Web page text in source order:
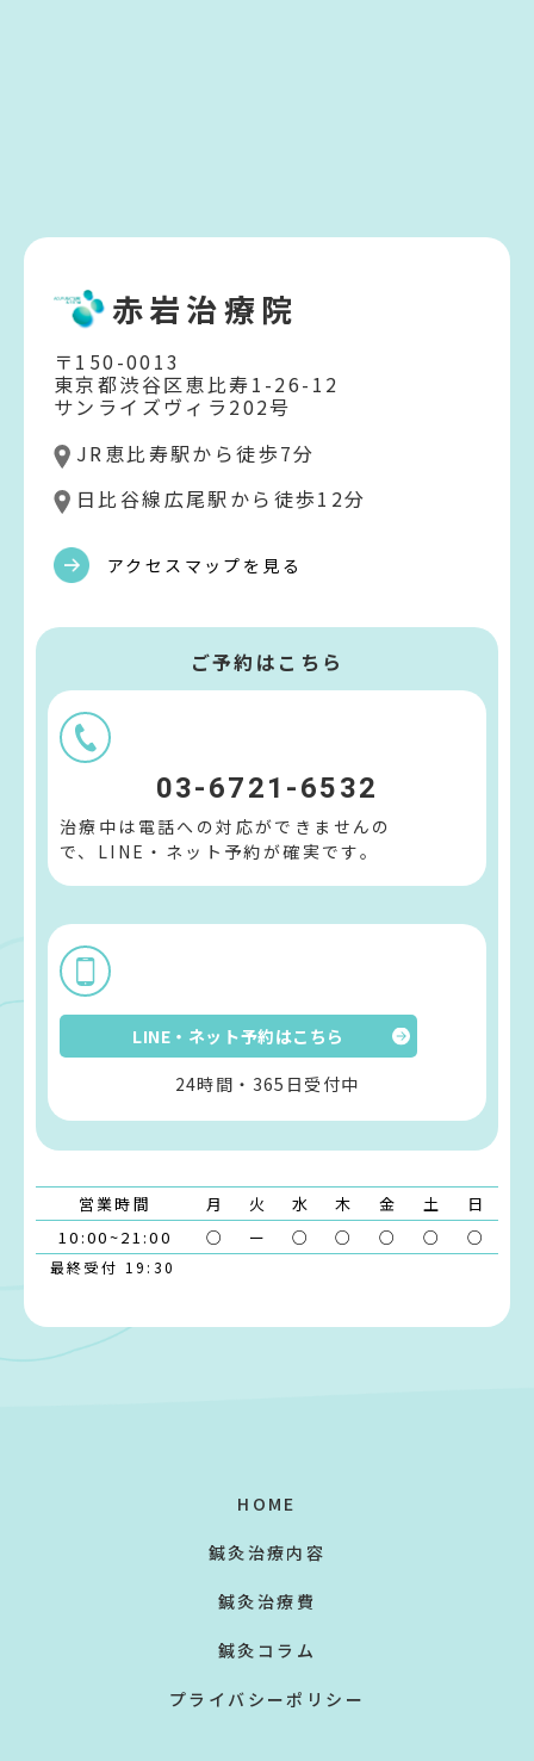
赤岩治療院
〒150-0013
東京都渋谷区恵比寿1-26-12
サンライズヴィラ202号
JR恵比寿駅から徒歩7分
日比谷線広尾駅から徒歩12分
アクセスマップを見る
ご予約はこちら
03-6721-6532
治療中は電話への対応ができませんの
で、LINE・ネット予約が確実です。
LINE・ネット予約はこちら
24時間・365日受付中
営業時間 月 火 水 木 金 土
日
10:00~21:00
○ ー ○ ○ ○ ○ ○
最終受付 19:30
HOME
鍼灸治療内容
鍼灸治療費
鍼灸コラム
プライバシーポリシー